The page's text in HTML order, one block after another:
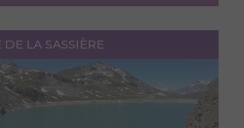
LA SASSIÈRE